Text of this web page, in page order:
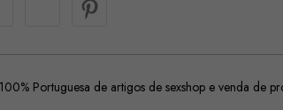
Portuguesa de artigos de sexshop e venda de